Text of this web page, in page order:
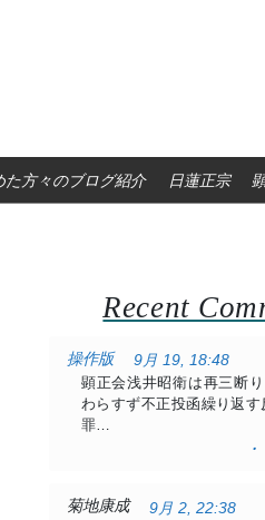
た方々のブログ紹介 日蓮正宗
Recent
操作版
9月 19, 18:48
顕正会浅井昭衛は再三断
わらすず不正投函繰り返
罪…
菊地康成
9月 2, 22:38